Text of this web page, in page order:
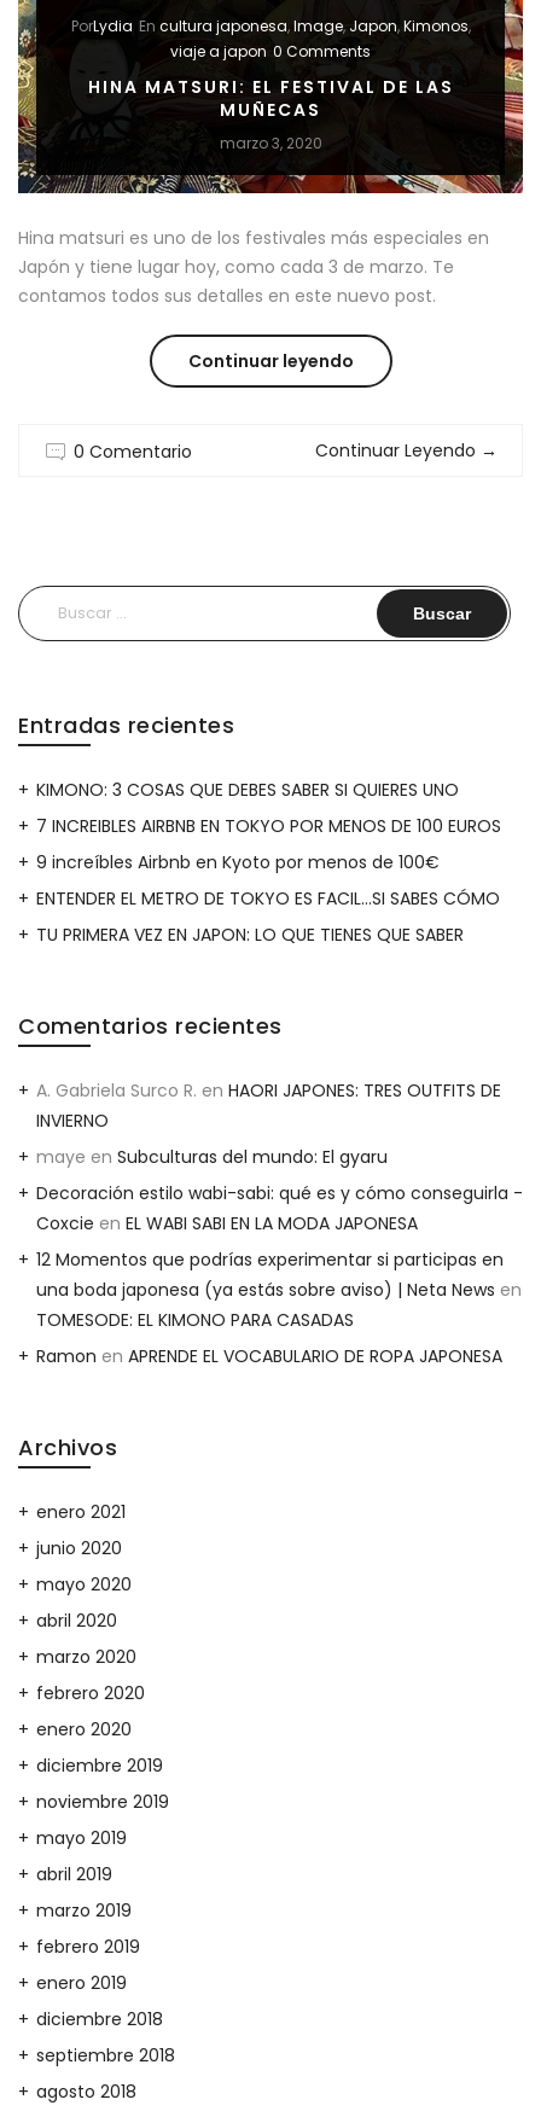
PorLydia En cultura japonesa,Image, Japon,Kimonos,
viaje a japon 0 Comments
HINA MATSURI: EL FESTIVAL DE LAS
MUÑECAS
marzo 3, 2020
Hina matsuri es uno de los festivales más especiales en
Japón y tiene lugar hoy, como cada 3 de marzo. Te
contamos todos sus detalles en este nuevo post.
Continuar leyendo“HINA
EL
LAS
MUÑECAS”
0 Comentario Continuar Leyendo →
Buscar:
Entradas recientes
KIMONO: 3 COSAS QUE DEBES SABER SI QUIERES UNO
7 INCREIBLES AIRBNB EN TOKYO POR MENOS DE 100 EUROS
9 increíbles Airbnb en Kyoto por menos de 100€
ENTENDER EL METRO DE TOKYO ES FACIL…SI SABES CÓMO
TU PRIMERA VEZ EN JAPON: LO QUE TIENES QUE SABER
Comentarios recientes
A. Gabriela Surco R. en HAORI JAPONES: TRES OUTFITS DE
INVIERNO
maye en Subculturas del mundo: El gyaru
Decoración estilo wabi-sabi: qué es y cómo conseguirla -
Coxcie en EL WABI SABI EN LA MODA JAPONESA
12 Momentos que podrías experimentar si participas en
una boda japonesa (ya estás sobre aviso) | Neta News en
TOMESODE: EL KIMONO PARA CASADAS
Ramon en APRENDE EL VOCABULARIO DE ROPA JAPONESA
Archivos
enero 2021
junio 2020
mayo 2020
abril 2020
marzo 2020
febrero 2020
enero 2020
diciembre 2019
noviembre 2019
mayo 2019
abril 2019
marzo 2019
febrero 2019
enero 2019
diciembre 2018
septiembre 2018
agosto 2018